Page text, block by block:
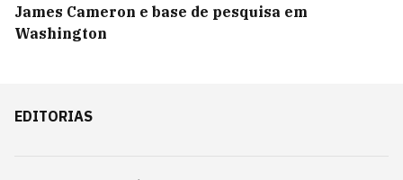
James Cameron e base de pesquisa em
Washington
EDITORIAS